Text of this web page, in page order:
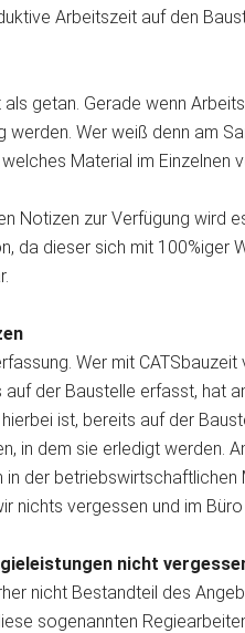
Arbeitszeit auf den
getan. Gerade wenn
werden. Wer weiß denn am
Material im Einzelnen
Notizen zur Verfügung wird
da dieser sich mit 100%iger
Wer mit
der Baustelle erfasst, hat
ist, bereits auf der
in dem sie erledigt werden.
der betriebswirtschaftlichen
nichts vergessen und im
nicht
nicht Bestandteil des
sogenannten